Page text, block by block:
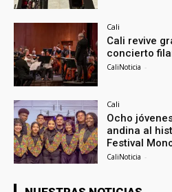
Cali
Cali revive
concierto
CaliNoticia -
Cali
Ocho
andina al
Festival
CaliNoticia -